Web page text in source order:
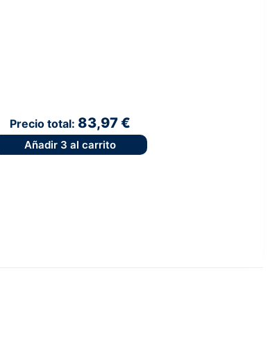
Precio total: 83,97 €
Añadir 3 al carrito